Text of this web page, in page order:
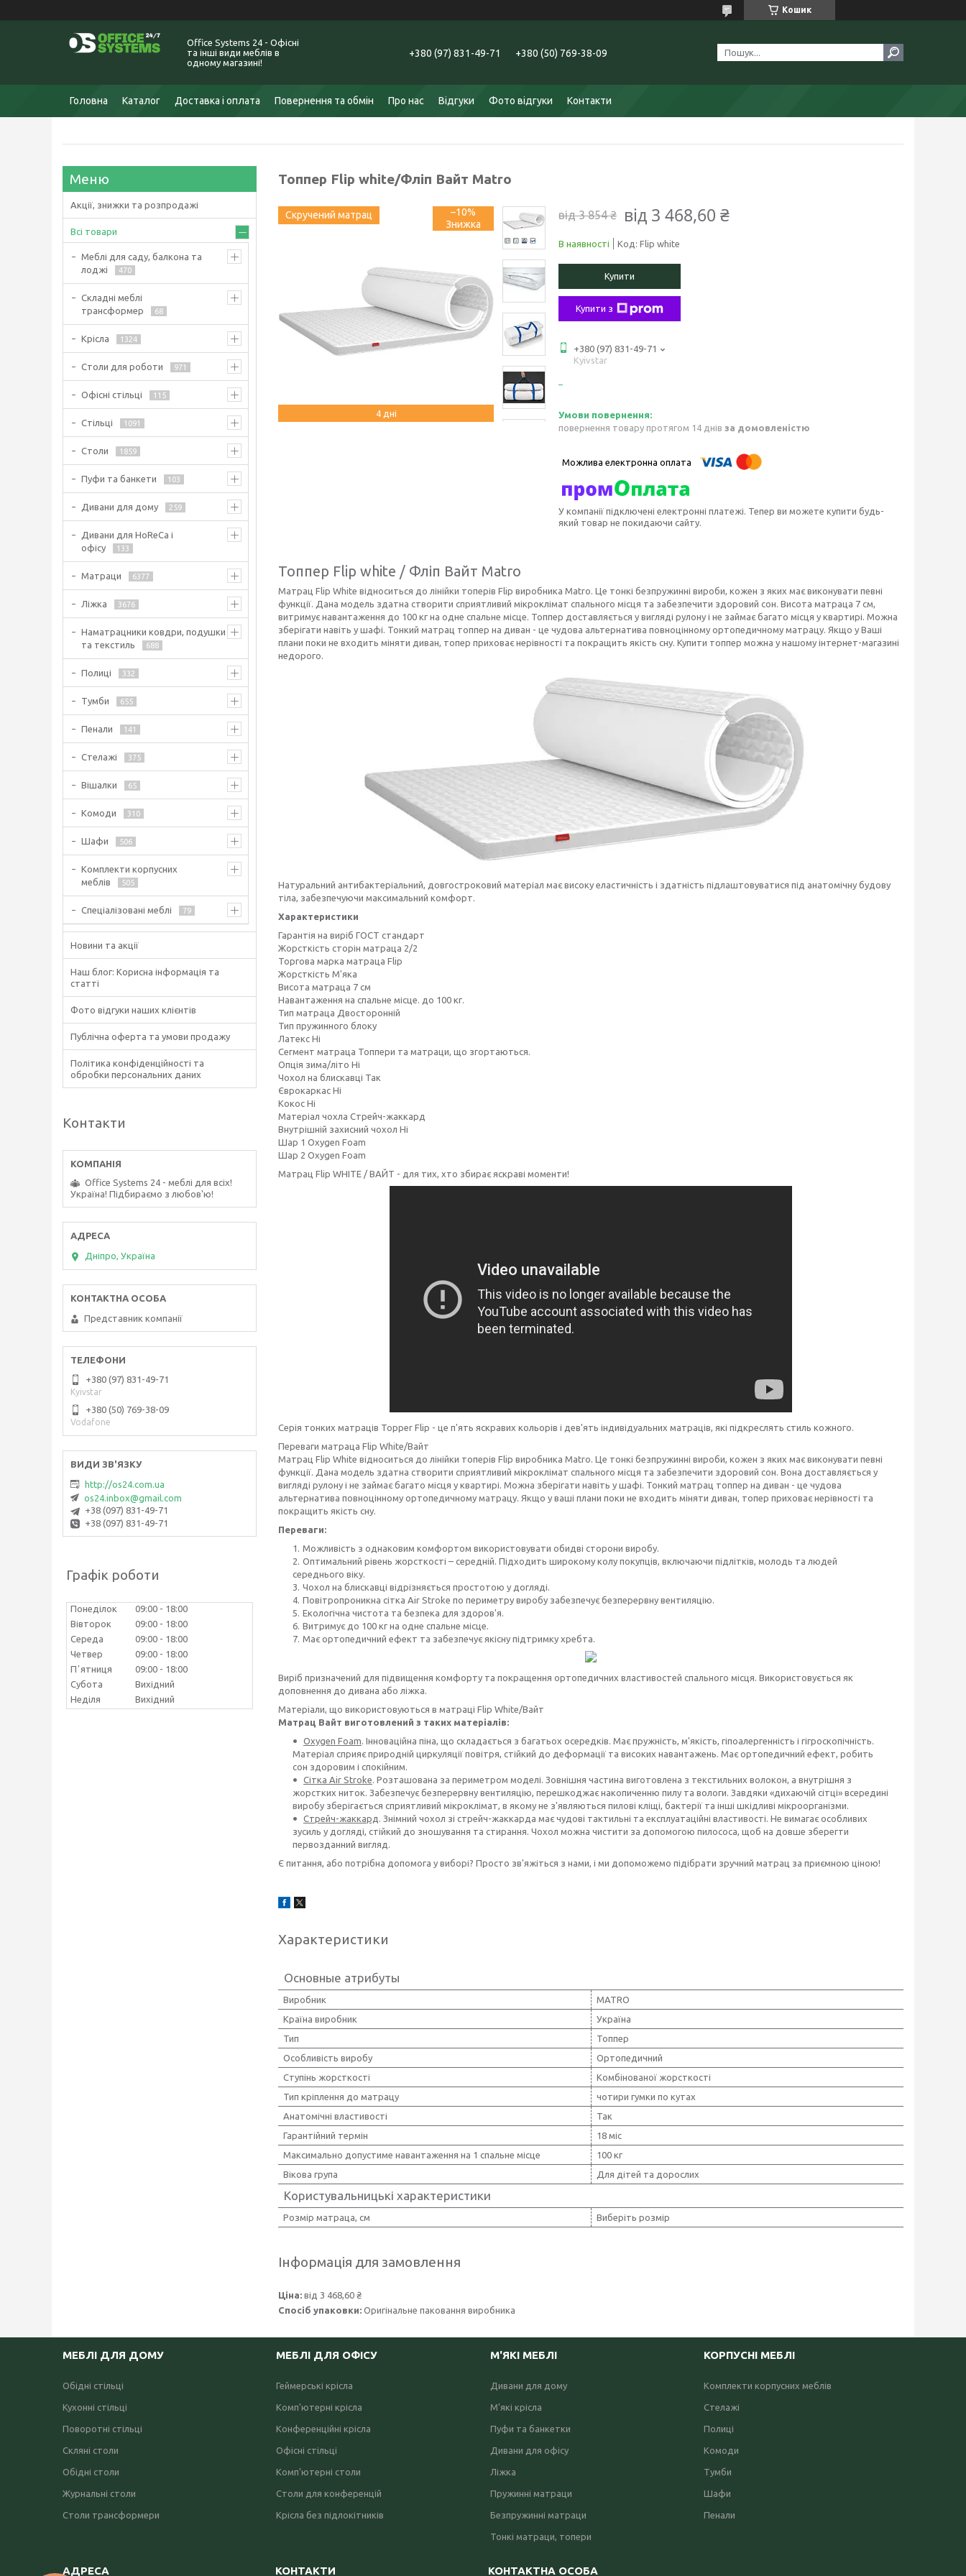
Кошик
Office Systems 24 - Офісні
та інші види меблів в
одному магазині!
+380 (97) 831-49-71 +380 (50) 769-38-09
Головна Каталог Доставка і оплата Повернення та обмін Про нас Відгуки Фото відгуки Контакти
Топпер Flip white/Фліп Вайт Matro
Скручений матрац –10%
4 дні
від 3 854 ₴ від 3 468,60 ₴
В наявності Код: Flip white
Купити
Купити з
+380 (97) 831-49-71
Kyivstar
повернення товару протягом 14 днів за домовленістю
У компанії підключені електронні платежі. Тепер ви можете купити будь-
який товар не покидаючи сайту.
Топпер Flip white / Фліп Вайт Matro
Матрац Flip White відноситься до лінійки топерів Flip виробника Matro. Це тонкі безпружинні вироби, кожен з яких має виконувати певні
функції. Дана модель здатна створити сприятливий мікроклімат спального місця та забезпечити здоровий сон. Висота матраца 7 см,
витримує навантаження до 100 кг на одне спальне місце. Топпер доставляється у вигляді рулону і не займає багато місця у квартирі. Можна
зберігати навіть у шафі. Тонкий матрац топпер на диван - це чудова альтернатива повноцінному ортопедичному матрацу. Якщо у Ваші
плани поки не входить міняти диван, топер приховає нерівності та покращить якість сну. Купити топпер можна у нашому інтернет-магазині
недорого.
Натуральний антибактеріальний, довгостроковий матеріал має високу еластичність і здатність підлаштовуватися під анатомічну будову
тіла, забезпечуючи максимальний комфорт.
Характеристики
Гарантія на виріб ГОСТ стандарт
Жорсткість сторін матраца 2/2
Торгова марка матраца Flip
Жорсткість М'яка
Висота матраца 7 см
Навантаження на спальне місце. до 100 кг.
Тип матраца Двосторонній
Тип пружинного блоку
Латекс Ні
Сегмент матраца Топпери та матраци, що згортаються.
Опція зима/літо Ні
Чохол на блискавці Так
Єврокаркас Ні
Кокос Ні
Матеріал чохла Стрейч-жаккард
Внутрішній захисний чохол Ні
Шар 1 Oxygen Foam
Шар 2 Oxygen Foam
Матрац Flip WHITE / ВАЙТ - для тих, хто збирає яскраві моменти!
Серія тонких матраців Topper Flip - це п'ять яскравих кольорів і дев'ять індивідуальних матраців, які підкреслять стиль кожного.
Переваги матраца Flip White/Вайт
Матрац Flip White відноситься до лінійки топерів Flip виробника Matro. Це тонкі безпружинні вироби, кожен з яких має виконувати певні
функції. Дана модель здатна створити сприятливий мікроклімат спального місця та забезпечити здоровий сон. Вона доставляється у
вигляді рулону і не займає багато місця у квартирі. Можна зберігати навіть у шафі. Тонкий матрац топпер на диван - це чудова
альтернатива повноцінному ортопедичному матрацу. Якщо у ваші плани поки не входить міняти диван, топер приховає нерівності та
покращить якість сну.
Переваги:
Можливість з однаковим комфортом використовувати обидві сторони виробу.
Оптимальний рівень жорсткості – середній. Підходить широкому колу покупців, включаючи підлітків, молодь та людей
середнього віку.
Чохол на блискавці відрізняється простотою у догляді.
Повітропроникна сітка Air Stroke по периметру виробу забезпечує безперервну вентиляцію.
Екологічна чистота та безпека для здоров'я.
Витримує до 100 кг на одне спальне місце.
Має ортопедичний ефект та забезпечує якісну підтримку хребта.
Виріб призначений для підвищення комфорту та покращення ортопедичних властивостей спального місця. Використовується як
доповнення до дивана або ліжка.
Матеріали, що використовуються в матраці Flip White/Вайт
Матрац Вайт виготовлений з таких матеріалів:
Oxygen Foam . Інноваційна піна, що складається з багатьох осередків. Має пружність, м'якість, гіпоалергенність і гігроскопічність.
Матеріал сприяє природній циркуляції повітря, стійкий до деформації та високих навантажень. Має ортопедичний ефект, робить
сон здоровим і спокійним.
Сітка Air Stroke . Розташована за периметром моделі. Зовнішня частина виготовлена з текстильних волокон, а внутрішня з
жорстких ниток. Забезпечує безперервну вентиляцію, перешкоджає накопиченню пилу та вологи. Завдяки «дихаючій сітці» всередині
виробу зберігається сприятливий мікроклімат, в якому не з'являються пилові кліщі, бактерії та інші шкідливі мікроорганізми.
Стрейч-жаккард . Знімний чохол зі стрейч-жаккарда має чудові тактильні та експлуатаційні властивості. Не вимагає особливих
зусиль у догляді, стійкий до зношування та стирання. Чохол можна чистити за допомогою пилососа, щоб на довше зберегти
первозданний вигляд.
Є питання, або потрібна допомога у виборі? Просто зв'яжіться з нами, і ми допоможемо підібрати зручний матрац за приємною ціною!
Характеристики
Основные атрибуты
Виробник
MATRO
Країна виробник
Україна
Тип
Топпер
Особливість виробу
Ортопедичний
Ступінь жорсткості
Комбінованої жорсткості
Тип кріплення до матрацу
чотири гумки по кутах
Анатомічні властивості
Так
Гарантійний термін
18 міс
Максимально допустиме навантаження на 1 спальне місце
100 кг
Вікова група
Для дітей та дорослих
Користувальницькі характеристики
Розмір матраца, см Виберіть розмір
Інформація для замовлення
Ціна: від 3 468,60 ₴
Спосіб упаковки: Оригінальне паковання виробника
Акції, знижки та розпродажі
Всі товари
Меблі для саду, балкона та
лоджі
470
Складні меблі
трансформер
68
Крісла 1324
Столи для роботи 971
Офісні стільці 115
Стільці 1091
Столи 1859
Пуфи та банкети 103
Дивани для дому 259
Дивани для HoReCa і
офісу
133
Матраци 6377
Ліжка 3676
Наматрацники ковдри, подушки
та текстиль
688
Полиці 332
Тумби 655
Пенали 141
Стелажі 375
Вішалки 65
Комоди 310
Шафи 506
Комплекти корпусних
меблів
505
Спеціалізовані меблі 79
Новини та акції
Наш блог: Корисна інформація та
статті
Фото відгуки наших клієнтів
Публічна оферта та умови продажу
Політика конфіденційності та
обробки персональних даних
Контакти
Office Systems 24 - меблі для всіх!
Україна! Підбираємо з любов'ю!
Дніпро, Україна
Представник компанії
+380 (97) 831-49-71
Kyivstar
+380 (50) 769-38-09
Vodafone
http://os24.com.ua
os24.inbox@gmail.com
+38 (097) 831-49-71
+38 (097) 831-49-71
Графік роботи
Понеділок 09:00
18:00
Вівторок
09:00
18:00
Середа
09:00
18:00
Четвер
09:00
18:00
Пʼятниця
09:00
18:00
Субота
Вихідний
Неділя
Вихідний
МЕБЛІ ДЛЯ ДОМУ
Обідні стільці
Кухонні стільці
Поворотні стільці
Скляні столи
Обідні столи
Журнальні столи
Столи трансформери
МЕБЛІ ДЛЯ ОФІСУ
Геймерські крісла
Комп'ютерні крісла
Конференційні крісла
Офісні стільці
Комп'ютерні столи
Столи для конференцій
Крісла без підлокітників
М'ЯКІ МЕБЛІ
Дивани для дому
М'які крісла
Пуфи та банкетки
Дивани для офісу
Ліжка
Пружинні матраци
Безпружинні матраци
Тонкі матраци, топери
КОРПУСНІ МЕБЛІ
Комплекти корпусних меблів
Стелажі
Полиці
Комоди
Тумби
Шафи
Пенали